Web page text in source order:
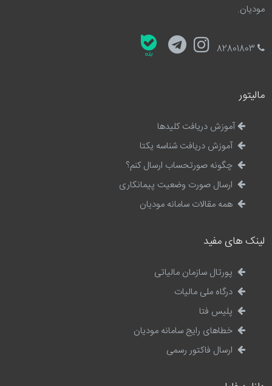
مودیان.
مالیتور
آموزش دریافت کلیدها
آموزش دریافت شناسه یکتا
چگونه صورتحساب ارسال کنم؟
ارسال صورت وضعیت پیمانکاری
همه مقالات سامانه مودیان
لینک های مفید
پورتال سازمان مالیاتی
درگاه ملی مالیات
پلیس فتا
خطاهای رایج سامانه مودیان
ارسال فاکتور رسمی